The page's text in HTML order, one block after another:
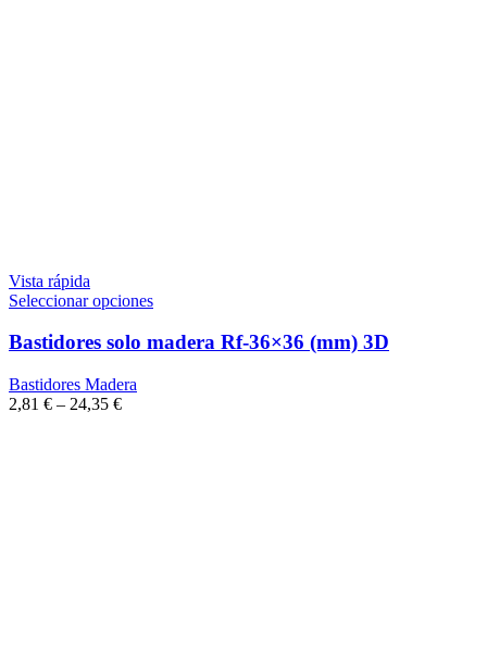
Vista rápida
Seleccionar opciones
Bastidores solo madera Rf-36×36 (mm) 3D
Bastidores Madera
2,81 € – 24,35 €